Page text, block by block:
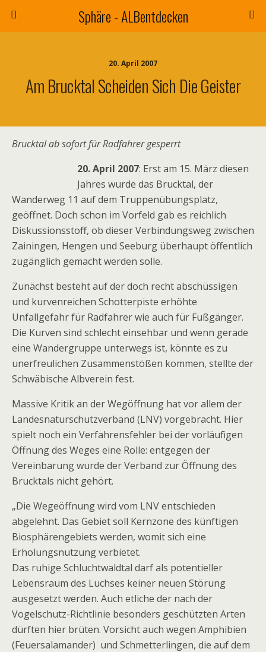
Sphäre - ALBentdecken
20. April 2007
Am Brucktal Scheiden Sich Die Geister
Brucktal ab sofort für Radfahrer gesperrt
20. April 2007: Erst am 15. März diesen
Jahres wurde das Brucktal, der
Wanderweg 11 auf dem Truppenübungsplatz,
geöffnet. Doch schon im Vorfeld gab es reichlich
Diskussionsstoff, ob dieser Verbindungsweg zwischen
Zainingen, Hengen und Seeburg überhaupt öffentlich
zugänglich gemacht werden solle.
Zunächst besteht auf der doch recht abschüssigen
und kurvenreichen Schotterpiste erhöhte
Unfallgefahr für Radfahrer wie auch für Fußgänger.
Die Kurven sind schlecht einsehbar und wenn gerade
eine Wandergruppe unterwegs ist, könnte es zu
unerfreulichen Zusammenstößen kommen, stellte der
Schwäbische Albverein fest.
Massive Kritik an der Wegöffnung hat vor allem der
Landesnaturschutzverband (LNV) vorgebracht. Hier
spielt noch ein Verfahrensfehler bei der vorläufigen
Öffnung des Weges eine Rolle: entgegen der
Vereinbarung wurde der Verband zur Öffnung des
Brucktals nicht gehört.
„Die Wegeöffnung wird vom LNV entschieden
abgelehnt. Das Gebiet soll Kernzone des künftigen
Biosphärengebiets werden, womit sich eine
Erholungsnutzung verbietet.
Das ruhige Schluchtwaldtal darf als potentieller
Lebensraum des Luchses keiner neuen Störung
ausgesetzt werden. Auch etliche der nach der
Vogelschutz-Richtlinie besonders geschützten Arten
dürften hier brüten. Vorsicht auch wegen Amphibien
(Feuersalamander) und Schmetterlingen, die auf dem